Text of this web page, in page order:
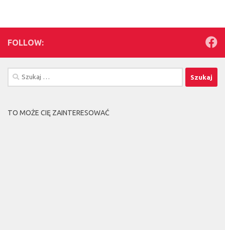
FOLLOW:
Szukaj:
TO MOŻE CIĘ ZAINTERESOWAĆ